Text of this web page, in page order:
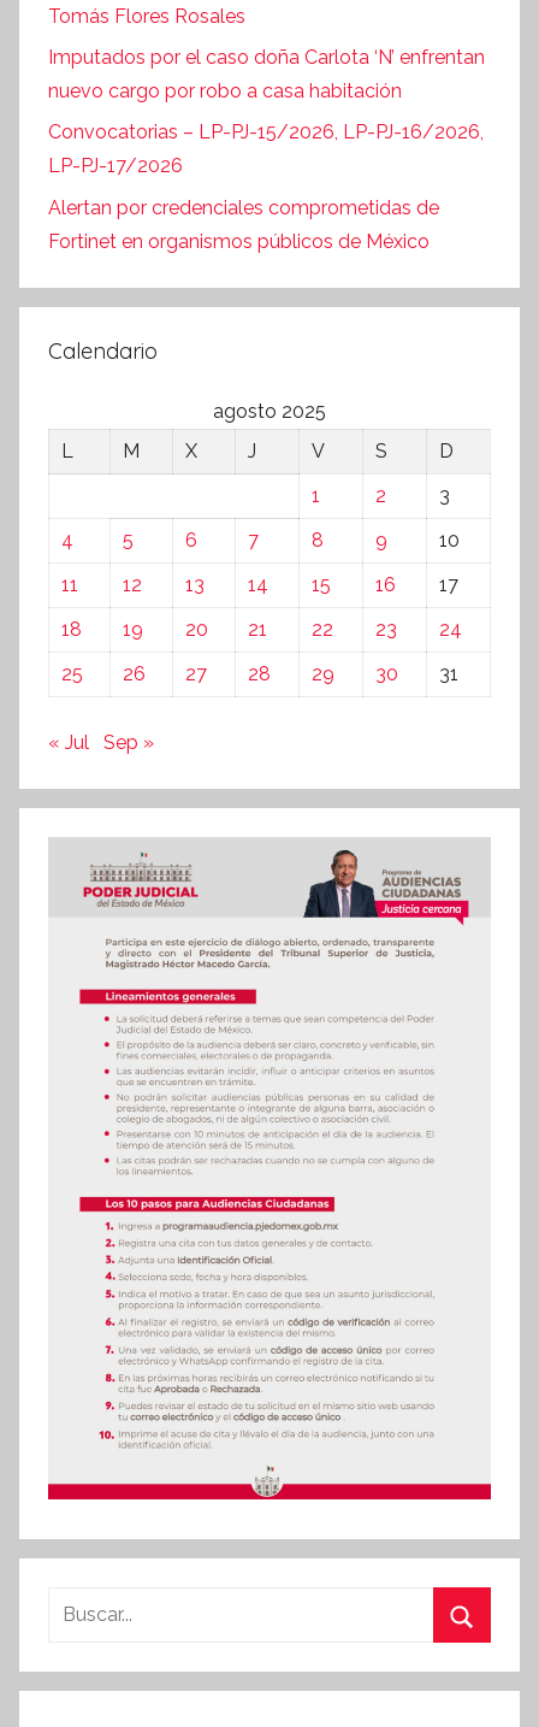
Tomás Flores Rosales
Imputados por el caso doña Carlota ‘N’ enfrentan
nuevo cargo por robo a casa habitación
Convocatorias – LP-PJ-15/2026, LP-PJ-16/2026,
LP-PJ-17/2026
Alertan por credenciales comprometidas de
Fortinet en organismos públicos de México
Calendario
agosto 2025
L
M X J V S
D
1
2
3
4
5 6 7 8 9
10
11
12 13 14 15 16
17
18
19 20 21 22 23
24
25
26 27 28 29 30 31
« Jul Sep »
Buscar: